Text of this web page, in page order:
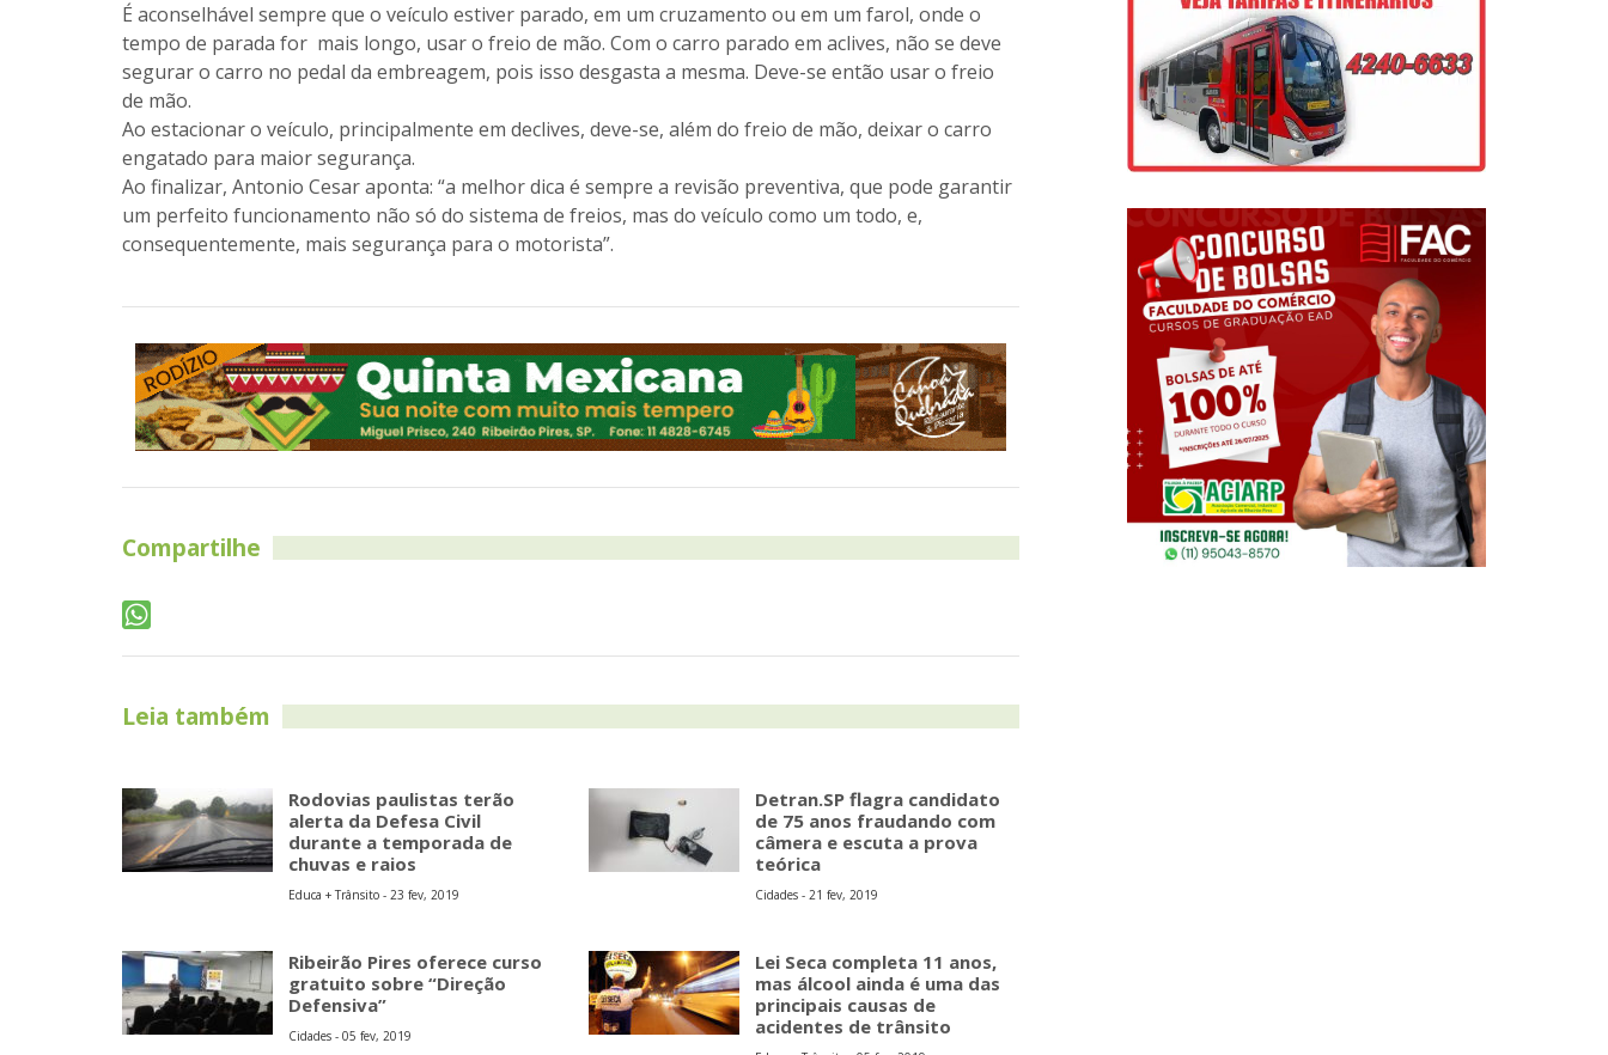
É aconselhável sempre que o veículo estiver parado, em um cruzamento ou em um farol, onde o
tempo de parada for mais longo, usar o freio de mão. Com o carro parado em aclives, não se deve
segurar o carro no pedal da embreagem, pois isso desgasta a mesma. Deve-se então usar o freio
de mão.
Ao estacionar o veículo, principalmente em declives, deve-se, além do freio de mão, deixar o carro
engatado para maior segurança.
Ao finalizar, Antonio Cesar aponta: “a melhor dica é sempre a revisão preventiva, que pode garantir
um perfeito funcionamento não só do sistema de freios, mas do veículo como um todo, e,
consequentemente, mais segurança para o motorista”.
Compartilhe
Leia também
Rodovias paulistas terão
alerta da Defesa Civil
durante a temporada de
chuvas e raios
Educa + Trânsito - 23 fev, 2019
Detran.SP flagra candidato
de 75 anos fraudando com
câmera e escuta a prova
teórica
Cidades - 21 fev, 2019
Ribeirão Pires oferece curso
gratuito sobre “Direção
Defensiva”
Cidades - 05 fev, 2019
Lei Seca completa 11 anos,
mas álcool ainda é uma das
principais causas de
acidentes de trânsito